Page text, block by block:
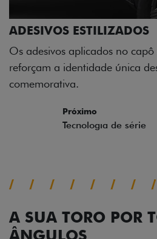
ADESIVOS ESTILIZADOS
Os adesivos aplicados no
reforçam a identidade única
comemorativa.
Próximo
Tecnologia de série
A SUA TORO POR
ÂNGULOS